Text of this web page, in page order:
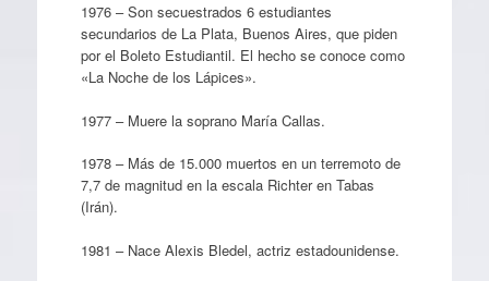
1976 – Son secuestrados 6 estudiantes
secundarios de La Plata, Buenos Aires, que piden
por el Boleto Estudiantil. El hecho se conoce como
«La Noche de los Lápices».
1977 – Muere la soprano María Callas.
1978 – Más de 15.000 muertos en un terremoto de
7,7 de magnitud en la escala Richter en Tabas
(Irán).
1981 – Nace Alexis Bledel, actriz estadounidense.